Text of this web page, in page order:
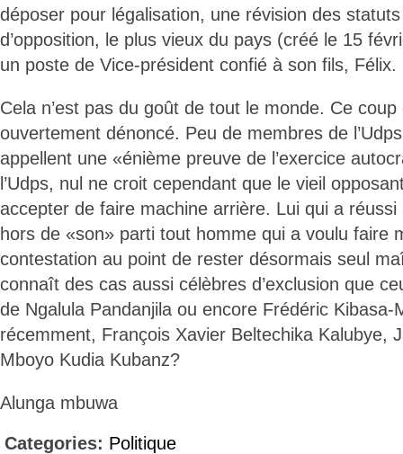
déposer pour légalisation, une révision des
d’opposition, le plus vieux du pays (créé le 15
un poste de Vice-président confié à son fils, Félix.
Cela n’est pas du goût de tout le monde. Ce
ouvertement dénoncé. Peu de membres de
appellent une «énième preuve de l’exercice
l’Udps, nul ne croit cependant que le vieil
accepter de faire machine arrière. Lui qui a
hors de «son» parti tout homme qui a voulu faire
contestation au point de rester désormais seul
connaît des cas aussi célèbres d’exclusion que
de Ngalula Pandanjila ou encore Frédéric Kibasa-
récemment, François Xavier Beltechika Kalubye,
Mboyo Kudia Kubanz?
Alunga mbuwa
Categories: Politique